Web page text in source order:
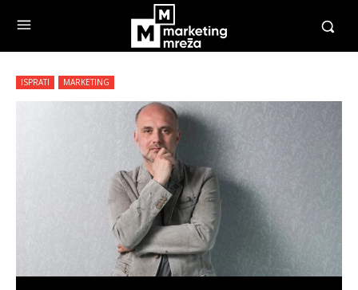
ISPRATI MARKETING